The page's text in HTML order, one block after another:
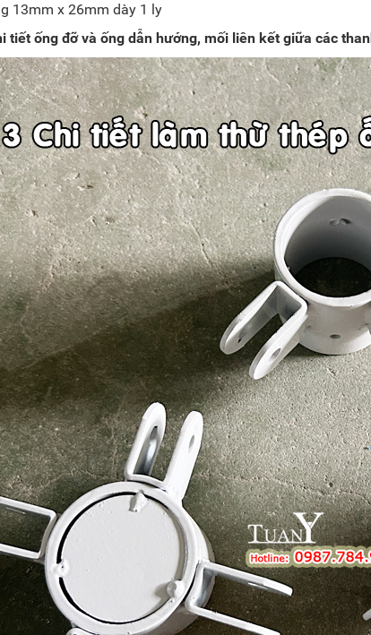
13mm x 26mm dày 1 ly
tiết ống đỡ và ống dẫn hướng, mối liên kết giữa các